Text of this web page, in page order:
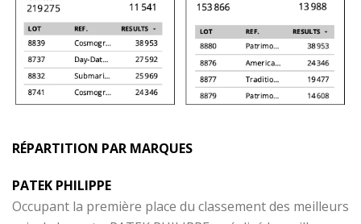
RÉPARTITION PAR MARQUES
PATEK PHILIPPE
Occupant la première place du classement des meilleurs